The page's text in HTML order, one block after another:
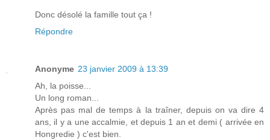
Donc désolé la famille tout ça !
Répondre
Anonyme 23 janvier 2009 à 13:39
Ah, la poisse...
Un long roman...
Après pas mal de temps à la traîner, depuis on va dire 4
ans, il y a une accalmie, et depuis 1 an et demi ( arrivée en
Hongredie ) c'est bien.